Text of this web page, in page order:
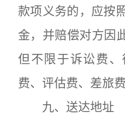
款项义务的，应按
金，并赔偿对方因
但不限于诉讼费
费、评估费、差旅费
九、送达地址